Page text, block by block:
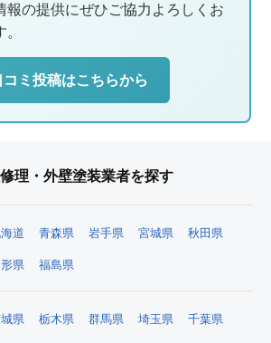
報の提供にぜひご協力よろしくお
コミ投稿はこちらから
理・外壁塗装業者を探す
道 青森県 岩手県 宮城県 秋田県
県 福島県
県 栃木県 群馬県 埼玉県 千葉県